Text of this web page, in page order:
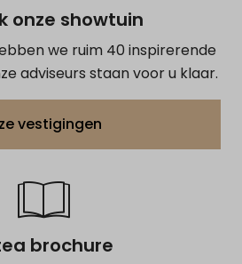
onze showtuin
we ruim 40 inspirerende
adviseurs staan voor u klaar.
vestigingen
brochure